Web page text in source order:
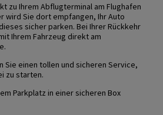
zu Ihrem Abflugterminal am Flughafen
wird Sie dort empfangen, Ihr Auto
sicher parken. Bei Ihrer Rückkehr
Ihrem Fahrzeug direkt am
Sie einen tollen und sicheren Service,
zu starten.
Parkplatz in einer sicheren Box